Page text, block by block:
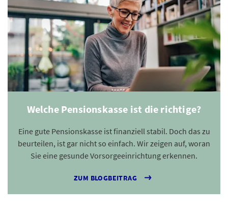
Welche Pensionskasse ist die richtige?
Eine gute Pensionskasse ist finanziell stabil. Doch das zu
beurteilen, ist gar nicht so einfach. Wir zeigen auf, woran
Sie eine gesunde Vorsorgeeinrichtung erkennen.
ZUM BLOGBEITRAG